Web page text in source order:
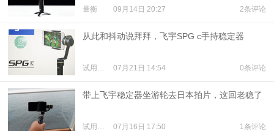
量衡 09月14日 20:27 2条评论
从此和抖动说拜拜，飞宇SPG c手持稳定器
07月21日 14:54 0条评论
带上飞宇稳定器坐游轮去日本拍片，这回老稳了
07月16日 17:50 1条评论